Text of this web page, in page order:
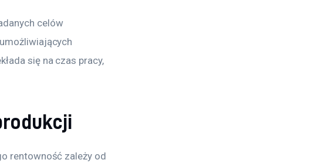
celów
się na czas pracy,
rentowność zależy od